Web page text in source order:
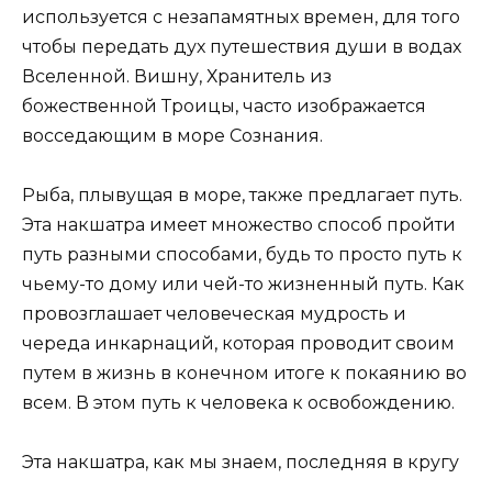
используется с незапамятных времен, для того
чтобы передать дух путешествия души в водах
Вселенной. Вишну, Хранитель из
божественной Троицы, часто изображается
восседающим в море Сознания.
Рыба, плывущая в море, также предлагает путь.
Эта накшатра имеет множество способ пройти
путь разными способами, будь то просто путь к
чьему-то дому или чей-то жизненный путь. Как
провозглашает человеческая мудрость и
череда инкарнаций, которая проводит своим
путем в жизнь в конечном итоге к покаянию во
всем. В этом путь к человека к освобождению.
Эта накшатра, как мы знаем, последняя в кругу